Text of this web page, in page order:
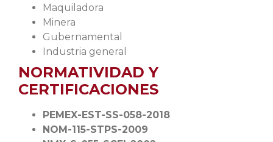
Maquiladora
Minera
Gubernamental
Industria general
NORMATIVIDAD Y
CERTIFICACIONES
PEMEX-EST-SS-058-2018
NOM-115-STPS-2009